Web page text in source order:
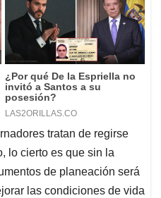
tratan de regirse
lo cierto es que sin la
de planeación será
las condiciones de vida